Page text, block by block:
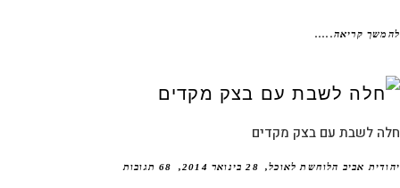
קריאה.....
לשבת עם בצק מקדים
אביב הלוחשת לאוכל 28 בינואר 2014 68 תגובות